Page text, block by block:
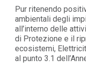
Pur ritenendo
ambientali degli
all’interno delle
di Protezione e il
ecosistemi,
al punto 3.1